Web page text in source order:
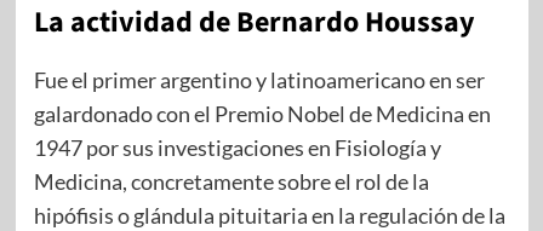
La actividad de Bernardo Houssay
Fue el primer argentino y latinoamericano en ser
galardonado con el Premio Nobel de Medicina en
1947 por sus investigaciones en Fisiología y
Medicina, concretamente sobre el rol de la
hipófisis o glándula pituitaria en la regulación de la